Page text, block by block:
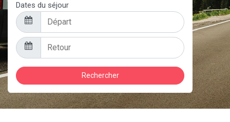
Dates du séjour
Rechercher